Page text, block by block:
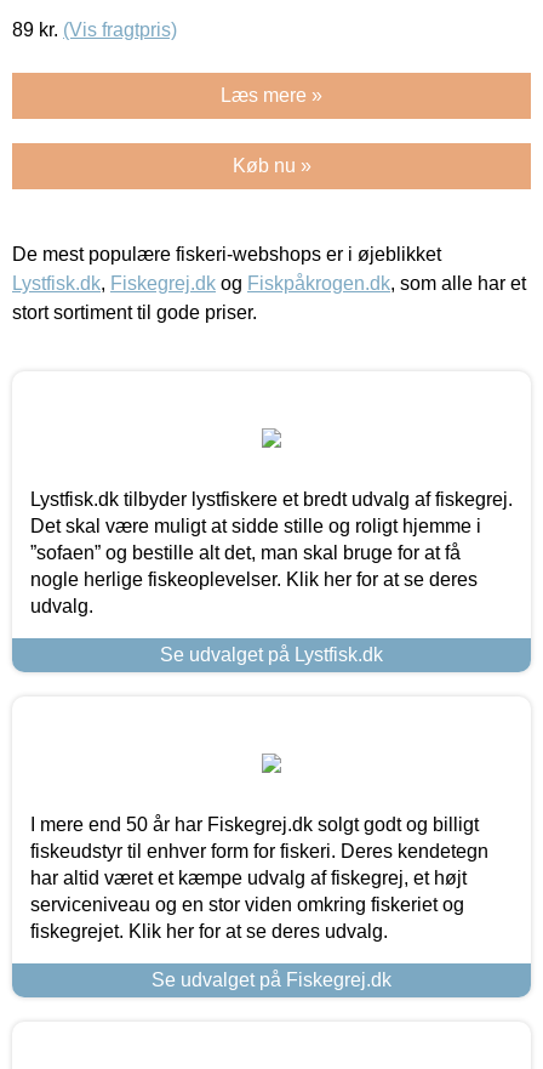
89 kr. (Vis fragtpris)
Læs mere »
Køb nu »
De mest populære fiskeri-webshops er i øjeblikket
Lystfisk.dk, Fiskegrej.dk og Fiskpåkrogen.dk, som alle har et
stort sortiment til gode priser.
Lystfisk.dk tilbyder lystfiskere et bredt udvalg af fiskegrej.
Det skal være muligt at sidde stille og roligt hjemme i
”sofaen” og bestille alt det, man skal bruge for at få
nogle herlige fiskeoplevelser. Klik her for at se deres
udvalg.
Se udvalget på Lystfisk.dk
I mere end 50 år har Fiskegrej.dk solgt godt og billigt
fiskeudstyr til enhver form for fiskeri. Deres kendetegn
har altid været et kæmpe udvalg af fiskegrej, et højt
serviceniveau og en stor viden omkring fiskeriet og
fiskegrejet. Klik her for at se deres udvalg.
Se udvalget på Fiskegrej.dk